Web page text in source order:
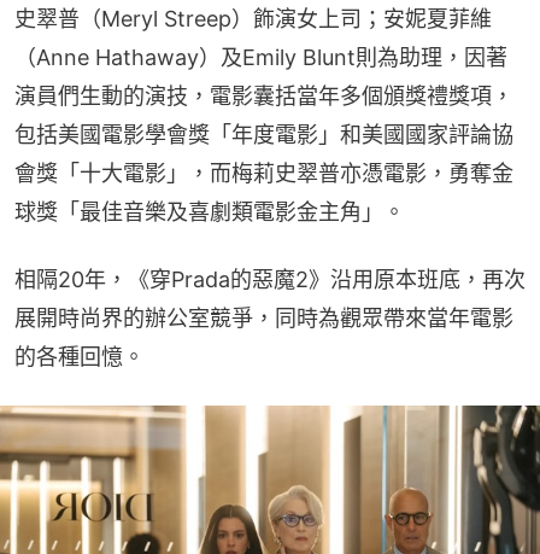
史翠普（Meryl Streep）飾演女上司；安妮夏菲維
（Anne Hathaway）及Emily Blunt則為助理，因著
演員們生動的演技，電影囊括當年多個頒獎禮獎項，
包括美國電影學會獎「年度電影」和美國國家評論協
會獎「十大電影」，而梅莉史翠普亦憑電影，勇奪金
球獎「最佳音樂及喜劇類電影金主角」。
相隔20年，《穿Prada的惡魔2》沿用原本班底，再次
展開時尚界的辦公室競爭，同時為觀眾帶來當年電影
的各種回憶。